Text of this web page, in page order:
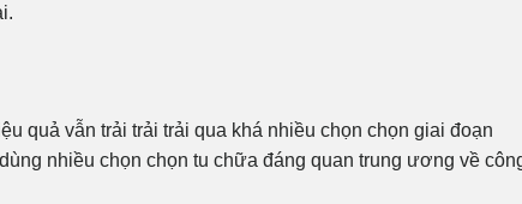
quả vẫn trải trải trải qua khá nhiều chọn chọn giai đoạn
nhiều chọn chọn tu chữa đáng quan trung ương về